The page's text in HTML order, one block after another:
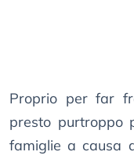
Proprio per far
presto purtroppo
famiglie a causa